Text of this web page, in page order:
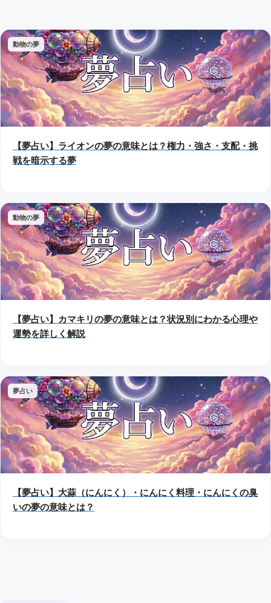
動物の夢
【夢占い】ライオンの夢の意味とは？権力・強さ・支配・挑
戦を暗示する夢
動物の夢
【夢占い】カマキリの夢の意味とは？状況別にわかる心理や
運勢を詳しく解説
夢占い
【夢占い】大蒜（にんにく）・にんにく料理・にんにくの臭
いの夢の意味とは？